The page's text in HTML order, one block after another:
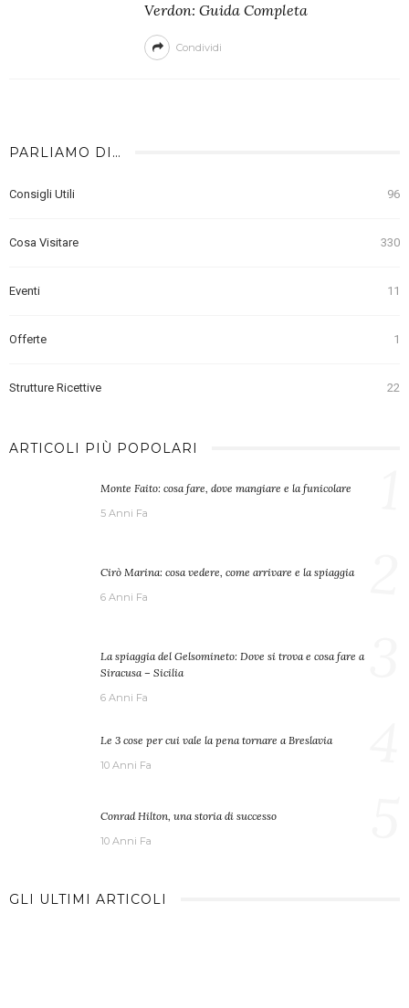
Verdon: Guida Completa
Condividi
PARLIAMO DI…
Consigli Utili 96
Cosa Visitare 330
Eventi 11
Offerte 1
Strutture Ricettive 22
ARTICOLI PIÙ POPOLARI
Monte Faito: cosa fare, dove mangiare e la funicolare
5 Anni Fa
Cirò Marina: cosa vedere, come arrivare e la spiaggia
6 Anni Fa
La spiaggia del Gelsomineto: Dove si trova e cosa fare a
Siracusa – Sicilia
6 Anni Fa
Le 3 cose per cui vale la pena tornare a Breslavia
10 Anni Fa
Conrad Hilton, una storia di successo
10 Anni Fa
GLI ULTIMI ARTICOLI